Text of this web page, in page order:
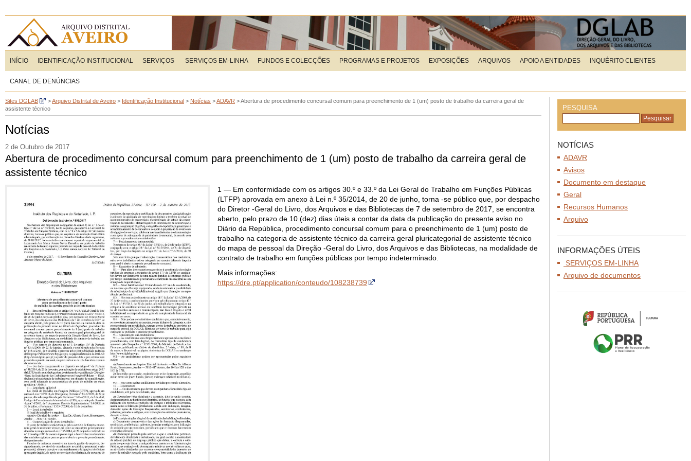
INÍCIO IDENTIFICAÇÃO INSTITUCIONAL SERVIÇOS SERVIÇOS EM-LINHA FUNDOS E COLECÇÕES PROGRAMAS E PROJETOS EXPOSIÇÕES ARQUIVOS APOIO A ENTIDADES INQUÉRITO CLIENTES
CANAL DE DENÚNCIAS
Sites DGLAB >Arquivo Distrital de Aveiro > Identificação Institucional > Notícias >ADAVR >Abertura de procedimento concursal comum para preenchimento de 1 (um) posto de trabalho da carreira geral de
assistente técnico
Notícias
2 de Outubro de 2017
Abertura de procedimento concursal comum para preenchimento de 1 (um) posto de trabalho da carreira geral de
assistente técnico
1 — Em conformidade com os artigos 30.º e 33.º da Lei Geral do Trabalho em Funções Públicas
(LTFP) aprovada em anexo à Lei n.º 35/2014, de 20 de junho, torna -se público que, por despacho
do Diretor -Geral do Livro, dos Arquivos e das Bibliotecas de 7 de setembro de 2017, se encontra
aberto, pelo prazo de 10 (dez) dias úteis a contar da data da publicação do presente aviso no
Diário da República, procedimento concursal comum para o preenchimento de 1 (um) posto de
trabalho na categoria de assistente técnico da carreira geral pluricategorial de assistente técnico
do mapa de pessoal da Direção -Geral do Livro, dos Arquivos e das Bibliotecas, na modalidade de
contrato de trabalho em funções públicas por tempo indeterminado.
Mais informações:
https://dre.pt/application/conteudo/108238739
PESQUISA
NOTÍCIAS
ADAVR
Avisos
Documento em destaque
Geral
Recursos Humanos
Arquivo
INFORMAÇÕES ÚTEIS
SERVIÇOS EM-LINHA
Arquivo de documentos